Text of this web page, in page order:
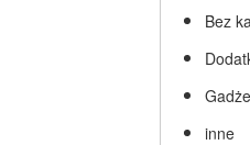
Bez
inne